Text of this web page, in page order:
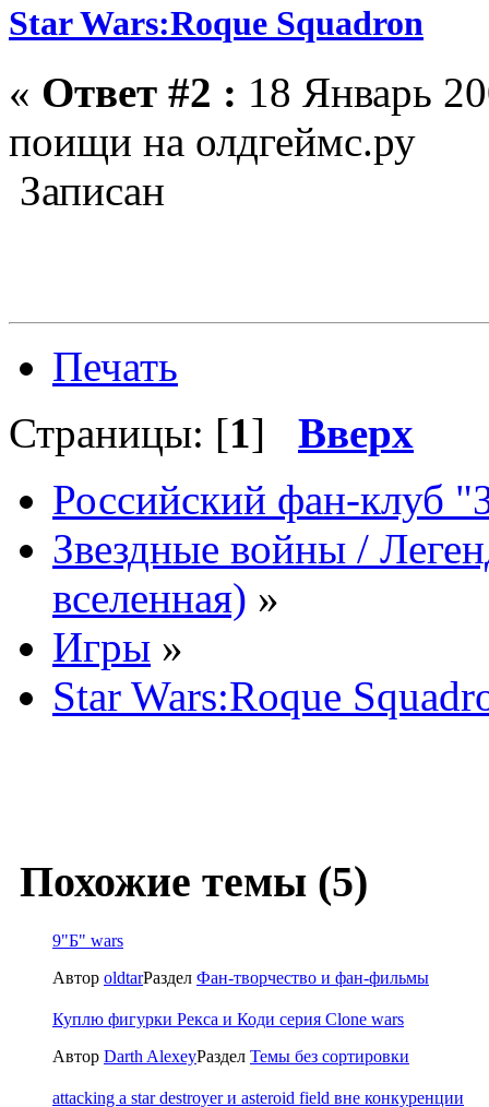
Star Wars:Roque Squadron
« Ответ #2 : 18 Январь
поищи на олдгеймс.ру
Записан
Печать
Страницы: [1] Вверх
Российский фан-клуб
Звездные войны /
вселенная) »
Игры »
Star Wars:Roque
Похожие темы (5)
9"Б" wars
Автор oldtarРаздел Фан-творчество и фан-фильмы
Куплю фигурки Рекса и Коди серия Clone wars
Автор Darth AlexeyРаздел Темы без сортировки
attacking a star destroyer и asteroid field вне конкуренции